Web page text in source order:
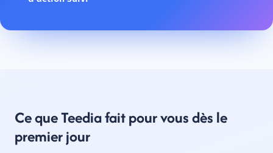
Ce que Teedia fait pour vous dès le
premier jour